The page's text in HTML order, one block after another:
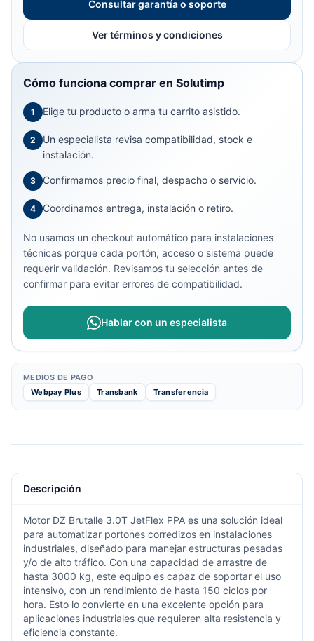
Consultar garantía o soporte
Ver términos y condiciones
Cómo funciona comprar en Solutimp
1 Elige tu producto o arma tu carrito asistido.
2
Un especialista revisa compatibilidad, stock e
instalación.
3 Confirmamos precio final, despacho o servicio.
4 Coordinamos entrega, instalación o retiro.
No usamos un checkout automático para instalaciones
técnicas porque cada portón, acceso o sistema puede
requerir validación. Revisamos tu selección antes de
confirmar para evitar errores de compatibilidad.
Hablar con un especialista
MEDIOS DE PAGO
Webpay Plus
Transbank Transferencia
Descripción
Motor DZ Brutalle 3.0T JetFlex PPA es una solución ideal
para automatizar portones corredizos en instalaciones
industriales, diseñado para manejar estructuras pesadas
y/o de alto tráfico. Con una capacidad de arrastre de
hasta 3000 kg, este equipo es capaz de soportar el uso
intensivo, con un rendimiento de hasta 150 ciclos por
hora. Esto lo convierte en una excelente opción para
aplicaciones industriales que requieren alta resistencia y
eficiencia constante.